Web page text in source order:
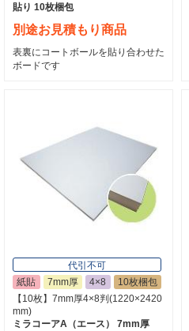
貼り 10枚梱包
別途お見積もり商品
表裏にコートボールを貼り合わせた
ボードです
代引不可
紙貼
7mm厚 4×8
10枚梱包
【10枚】7mm厚4×8判(1220×2420
mm)
ミラコーアA（エース） 7mm厚